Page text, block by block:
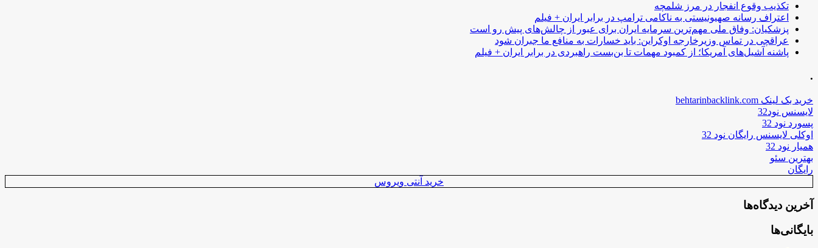
تکذیب وقوع انفجار در مرز شلمچه
اعتراف رسانه صهیونیستی به ناکامی ترامپ در برابر ایران + فیلم
پزشکیان: وفاق ملی مهم‌ترین سرمایه ایران برای عبور از چالش‌های پیش رو است
عراقچی در تماس وزیرخارجه اوکراین: باید خسارات به منافع ما جبران شود
پاشنه آشیل‌های آمریکا؛ از کمبود مهمات تا بن‌بست راهبردی در برابر ایران + فیلم
.
خرید بک لینک behtarinbacklink.com
لایسنس نود32
پسورد نود 32
اوکلی لایسنس رایگان نود 32
همیار نود 32
بهترین سئو
رایگان
خرید آنتی ویروس
آخرین دیدگاه‌ها
بایگانی‌ها